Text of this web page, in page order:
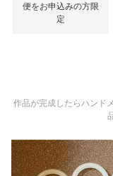
便をお申込みの方限
定
作品が完成したらハンド